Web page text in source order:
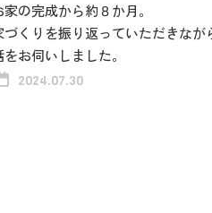
家の完成から約８か月。
づくりを振り返っていただきな
をお伺いしました。
2024.07.30